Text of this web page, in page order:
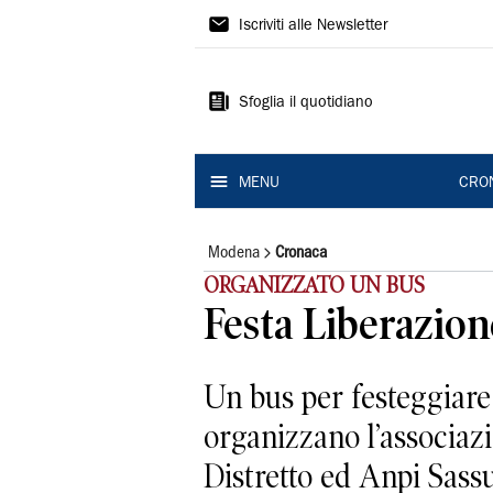
Gazzetta
Modena
Iscriviti alle Newsletter
Sfoglia il quotidiano
MENU
Modena Cronaca
ORGANIZZATO UN BUS
Festa
Un bus per
organizzano
Distretto ed Anpi